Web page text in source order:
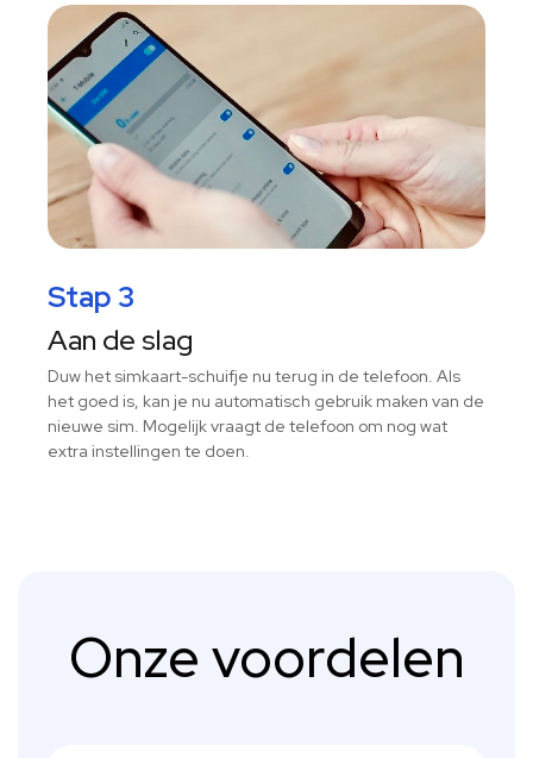
Stap 3
Aan de slag
Duw het simkaart-schuifje nu terug in de telefoon. Als
het goed is, kan je nu automatisch gebruik maken van de
nieuwe sim. Mogelijk vraagt de telefoon om nog wat
extra instellingen te doen.
Onze voordelen